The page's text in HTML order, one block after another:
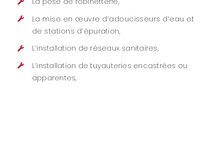
La mise en œuvre d’adoucisseurs d’eau et
de stations d’épuration,
L’installation de réseaux sanitaires,
L’installation de tuyauteries encastrées ou
apparentes,